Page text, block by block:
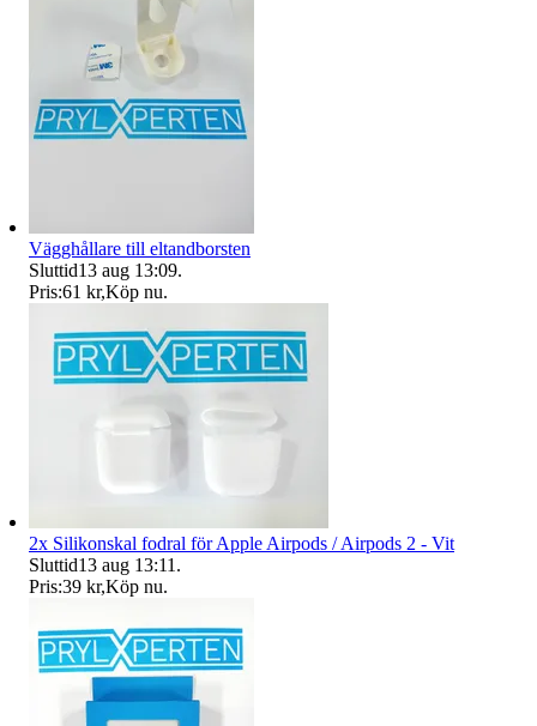
Vägghållare till eltandborsten
Sluttid13 aug 13:09.
Pris:61 kr,Köp nu.
2x Silikonskal fodral för Apple Airpods / Airpods 2 - Vit
Sluttid13 aug 13:11 .
Pris:39 kr,Köp nu.